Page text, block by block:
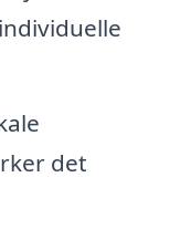
det